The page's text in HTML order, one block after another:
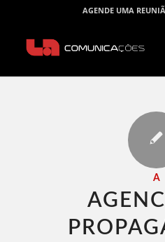
AGENDE UMA
A